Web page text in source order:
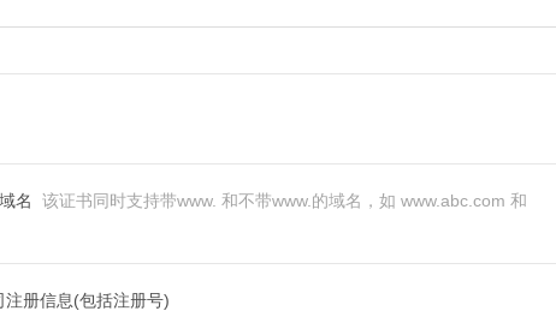
名 该证书同时支持带www. 和不带www.的域名，如 www.abc.com 和
册信息(包括注册号)